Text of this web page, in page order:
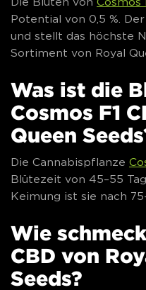
Potential von 0,5 %.
und stellt das höchste
Sortiment von Royal
Was ist die
Cosmos F1
Queen
Die Cannabispflanze
Blütezeit von 45–55
Keimung ist sie nach
Wie
CBD von
Seeds?